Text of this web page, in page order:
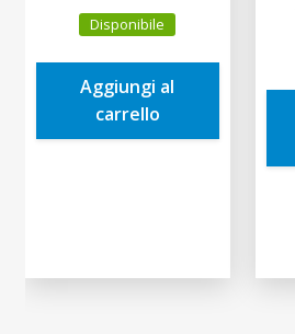
prezzo
originale
era:
11,00€.
è:
Disponibile
Aggiungi al
carrello